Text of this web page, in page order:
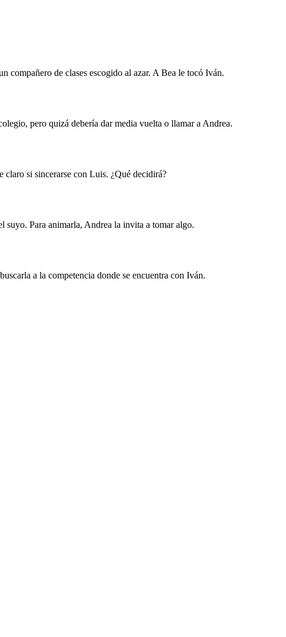
compañero de clases escogido al azar. A Bea le tocó Iván.
pero quizá debería dar media vuelta o llamar a Andrea.
claro si sincerarse con Luis. ¿Qué decidirá?
suyo. Para animarla, Andrea la invita a tomar algo.
a la competencia donde se encuentra con Iván.